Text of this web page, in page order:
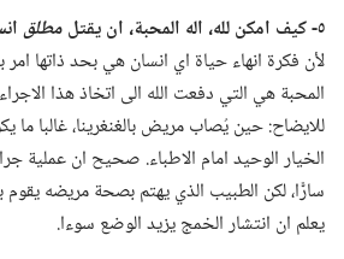
٥-‏ كيف امكن لله،‏ اله المحبة،‏ ان يقتل
مطلق
لأن فكرة انهاء حياة اي انسان هي بحد ذاتها
المحبة هي التي دفعت الله الى اتخاذ هذا
للايضاح:‏ حين يُصاب مريض بالغنغرينا،‏ غالبا ما
الخيار الوحيد امام الاطباء.‏ صحيح ان عملية
سارًّا،‏ لكن الطبيب الذي يهتم بصحة مريضه يقوم
يعلم ان انتشار الخمج يزيد الوضع سوءا.‏